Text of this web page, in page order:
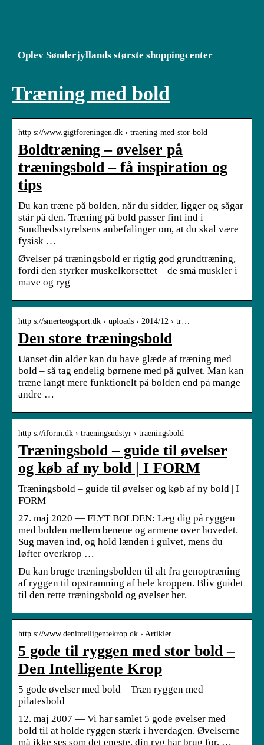
Oplev Sønderjyllands største shoppingcenter
Træning med bold
http s://www.gigtforeningen.dk › traening-med-stor-bold
Boldtræning – øvelser på
træningsbold – få inspiration og
tips
Du kan træne på bolden, når du sidder, ligger og sågar
står på den. Træning på bold passer fint ind i
Sundhedsstyrelsens anbefalinger om, at du skal være
fysisk …
Øvelser på træningsbold er rigtig god grundtræning,
fordi den styrker muskelkorsettet – de små muskler i
mave og ryg
http s://smerteogsport.dk › uploads › 2014/12 › tr…
Den store træningsbold
Uanset din alder kan du have glæde af træning med
bold – så tag endelig børnene med på gulvet. Man kan
træne langt mere funktionelt på bolden end på mange
andre …
http s://iform.dk › traeningsudstyr › traeningsbold
Træningsbold – guide til øvelser
og køb af ny bold | I FORM
Træningsbold – guide til øvelser og køb af ny bold | I
FORM
27. maj 2020 — FLYT BOLDEN: Læg dig på ryggen
med bolden mellem benene og armene over hovedet.
Sug maven ind, og hold lænden i gulvet, mens du
løfter overkrop …
Du kan bruge træningsbolden til alt fra genoptræning
af ryggen til opstramning af hele kroppen. Bliv guidet
til den rette træningsbold og øvelser her.
http s://www.denintelligentekrop.dk › Artikler
5 gode til ryggen med stor bold –
Den Intelligente Krop
5 gode øvelser med bold – Træn ryggen med
pilatesbold
12. maj 2007 — Vi har samlet 5 gode øvelser med
bold til at holde ryggen stærk i hverdagen. Øvelserne
må ikke ses som det eneste, din ryg har brug for, …